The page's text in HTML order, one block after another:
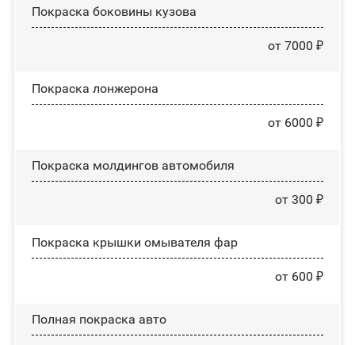
Покраска боковины кузова
от 7000 ₽
Покраска лонжерона
от 6000 ₽
Покраска молдингов автомобиля
от 300 ₽
Покраска крышки омывателя фар
от 600 ₽
Полная покраска авто